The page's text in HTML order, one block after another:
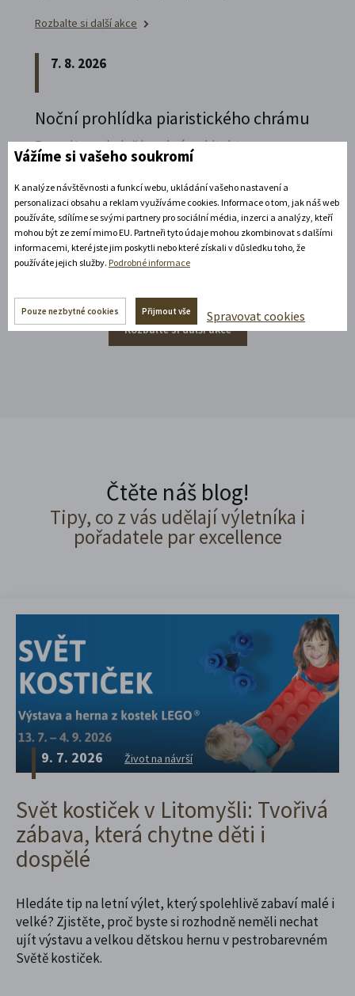
Rozbalte si další akce
7. 8. 2026
Noční prohlídka piaristického chrámu
Poznejte vrcholně barokní architekturu v
působivém večerním hávu. Obětní stůl dýchá
světlem, paprsky laserového kříže protínají
klenby a chrám ožívá instalacemi současného
umění.
Rozbalte si další akce
Rozbalte si další akce
Čtěte náš blog!
Tipy, co z vás udělají výletníka i
pořadatele par excellence
9. 7. 2026 Život na návrší
Svět kostiček v Litomyšli: Tvořivá
zábava, která chytne děti i
dospělé
Hledáte tip na letní výlet, který spolehlivě zabaví malé i
velké? Zjistěte, proč byste si rozhodně neměli nechat
ujít výstavu a velkou dětskou hernu v pestrobarevném
Světě kostiček.
Vážíme si vašeho soukromí
K analýze návštěvnosti a funkcí webu, ukládání vašeho nastavení a
personalizaci obsahu a reklam využíváme cookies. Informace o tom, jak náš web
používáte, sdílíme se svými partnery pro sociální média, inzerci a analýzy, kteří
mohou být ze zemí mimo EU. Partneři tyto údaje mohou zkombinovat s dalšími
informacemi, které jste jim poskytli nebo které získali v důsledku toho, že
používáte jejich služby. Podrobné informace
Pouze nezbytné cookies Přijmout vše Spravovat cookies